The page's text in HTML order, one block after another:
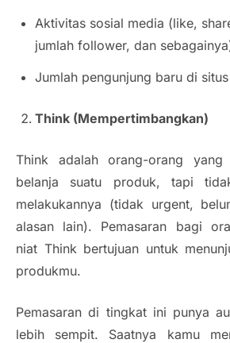
Aktivitas sosial media (like,
jumlah follower, dan
Jumlah pengunjung baru di situs
Think (Mempertimbangkan)
Think adalah orang-orang
belanja suatu produk, tapi
melakukannya (tidak urgent,
alasan lain). Pemasaran bagi
niat Think bertujuan untuk
produkmu.
Pemasaran di tingkat ini punya
lebih sempit. Saatnya kamu